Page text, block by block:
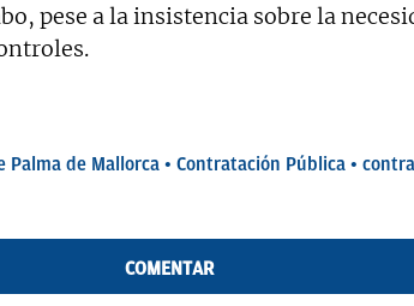
pese a la insistencia sobre la
Palma de Mallorca Contratación Pública
COMENTAR